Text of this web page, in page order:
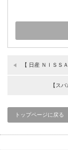
【 日産 ＮＩＳＳ
【ス
トップページに戻る